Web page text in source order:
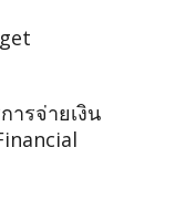
ารจ่ายเงิน